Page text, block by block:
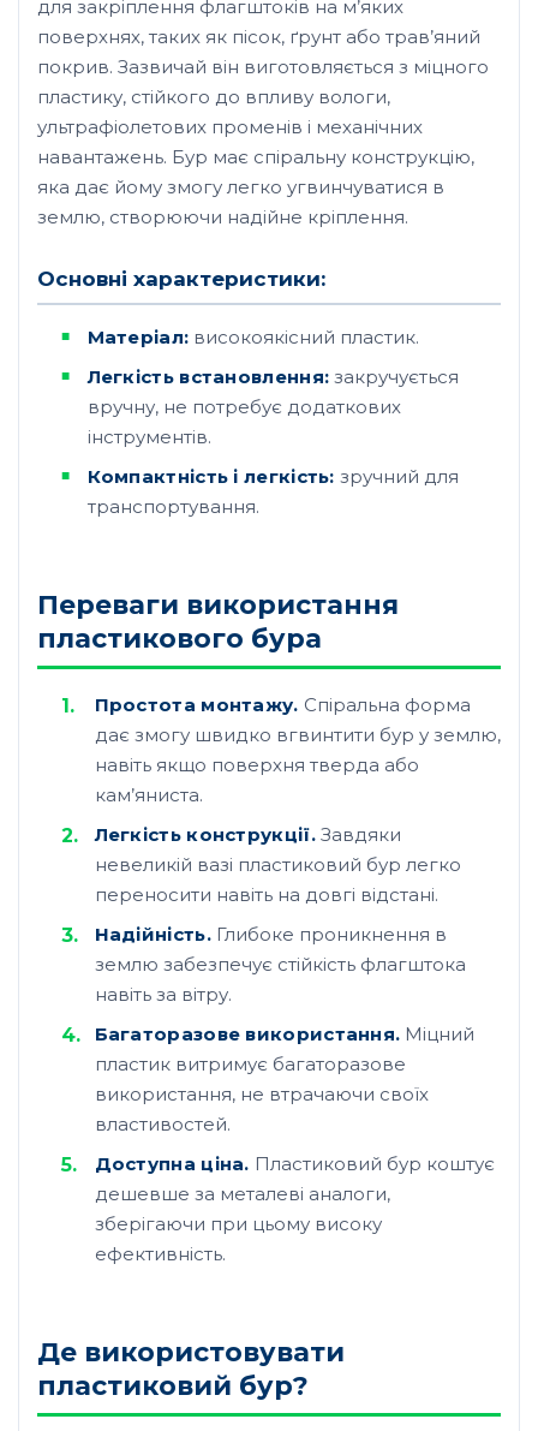
для закріплення флагштоків на м’яких
поверхнях, таких як пісок, ґрунт або трав’яний
покрив. Зазвичай він виготовляється з міцного
пластику, стійкого до впливу вологи,
ультрафіолетових променів і механічних
навантажень. Бур має спіральну конструкцію,
яка дає йому змогу легко угвинчуватися в
землю, створюючи надійне кріплення.
Основні характеристики:
Матеріал: високоякісний пластик.
Легкість встановлення:закручується
вручну, не потребує додаткових
інструментів.
Компактність і легкість: зручний для
транспортування.
Переваги використання
пластикового бура
Простота монтажу. Спіральна форма
дає змогу швидко вгвинтити бур у землю,
навіть якщо поверхня тверда або
кам’яниста.
Легкість конструкції.Завдяки
невеликій вазі пластиковий бур легко
переносити навіть на довгі відстані.
Надійність.Глибоке проникнення в
землю забезпечує стійкість флагштока
навіть за вітру.
Багаторазове використання. Міцний
пластик витримує багаторазове
використання, не втрачаючи своїх
властивостей.
Доступна ціна. Пластиковий бур коштує
дешевше за металеві аналоги,
зберігаючи при цьому високу
ефективність.
Де використовувати
пластиковий бур?